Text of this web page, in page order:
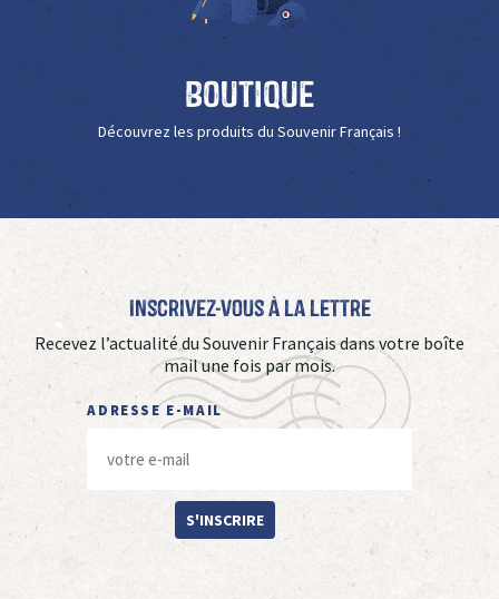
Boutique
Découvrez les produits du Souvenir Français !
Inscrivez-vous à La Lettre
Recevez l’actualité du Souvenir Français dans votre boîte
mail une fois par mois.
ADRESSE E-MAIL
S'INSCRIRE